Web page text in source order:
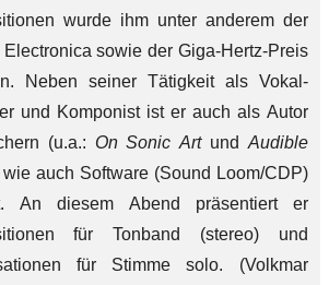
wurde ihm unter anderem der
Electronica sowie der Giga-Hertz-Preis
Neben seiner Tätigkeit als Vokal-
und Komponist ist er auch als Autor
(u.a.: On Sonic Art und Audible
wie auch Software (Sound Loom/CDP)
An diesem Abend präsentiert er
für Tonband (stereo) und
für Stimme solo. (Volkmar